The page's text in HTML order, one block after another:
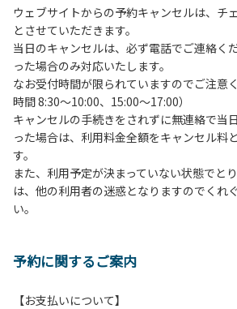
３、テントサイト（多目的広場を含む。
予約いただいた方のみで、連泊の方を除
基本的に、テント1張りにつき1区画の予
管理棟にてチェックインの手続きを行っ
時前にお越しの方は、午後3時になりま
続きを行ってください。午後5時過ぎにお
手続きを行ってください。
４、車両は、荷物の積み下ろし時以外は
ださい。
５、チェックアウトは、午前10時まで
午後5時まで）です。チェックインの手
方や使用人数が増えた場合は、必ず手続
ら午前10時までの間にゴミステーション
は、お持ち帰りをお願いします。
ウェブサイトからの予約キャンセルは、チ
とさせていただきます。
当日のキャンセルは、必ず電話でご連絡く
った場合のみ対応いたします。
なお受付時間が限られていますのでご注意
時間 8:30～10:00、15:00～17:00）
キャンセルの手続きをされずに無連絡で当
った場合は、利用料金全額をキャンセル料
す。
また、利用予定が決まっていない状態でと
は、他の利用者の迷惑となりますのでくれ
い。
予約に関するご案内
【お支払いについて】